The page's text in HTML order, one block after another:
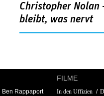
Christopher Nolan
bleibt, was nervt
Ben Rappaport
FILME
In den Uffizien